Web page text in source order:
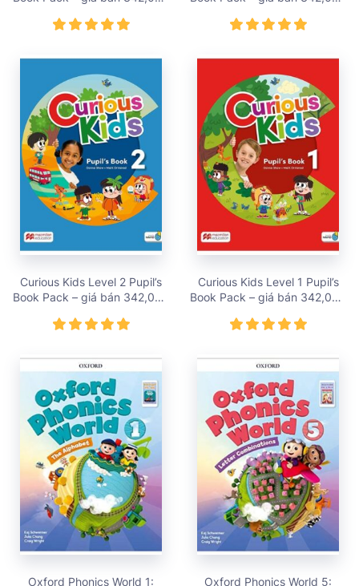
Curious Kids Level 2 Pupil’s
Book Pack – giá bán 342,000
Curious Kids Level 1 Pupil’s
Book Pack – giá bán 342,000
Oxford Phonics World 1:
Oxford Phonics World 5: